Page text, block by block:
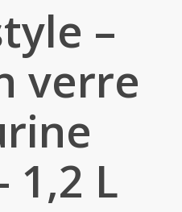
–
verre
1,2 L